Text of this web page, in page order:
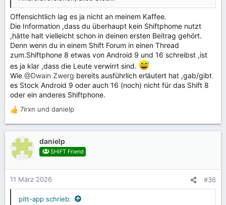
Offensichtlich lag es ja nicht an meinem Kaffee.
Die Information ,dass du überhaupt kein Shiftphome nutzt
,hätte halt vielleicht schon in deinen ersten Beitrag gehört.
Denn wenn du in einem Shift Forum in einen Thread
zum.Shiftphone 8 etwas von Android 9 und 16 schreibst ,ist
es ja klar ,dass die Leute verwirrt sind.
Wie @Dwain Zwerg bereits ausführlich erläutert hat ,gab/gibt
es Stock Android 9 oder auch 16 (noch) nicht für das Shift 8
oder ein anderes Shiftphone.
R
a
n
7irxn und danielp
danielp
SHIFT Friend
11 März 2026 #36
pitt-app schrieb: